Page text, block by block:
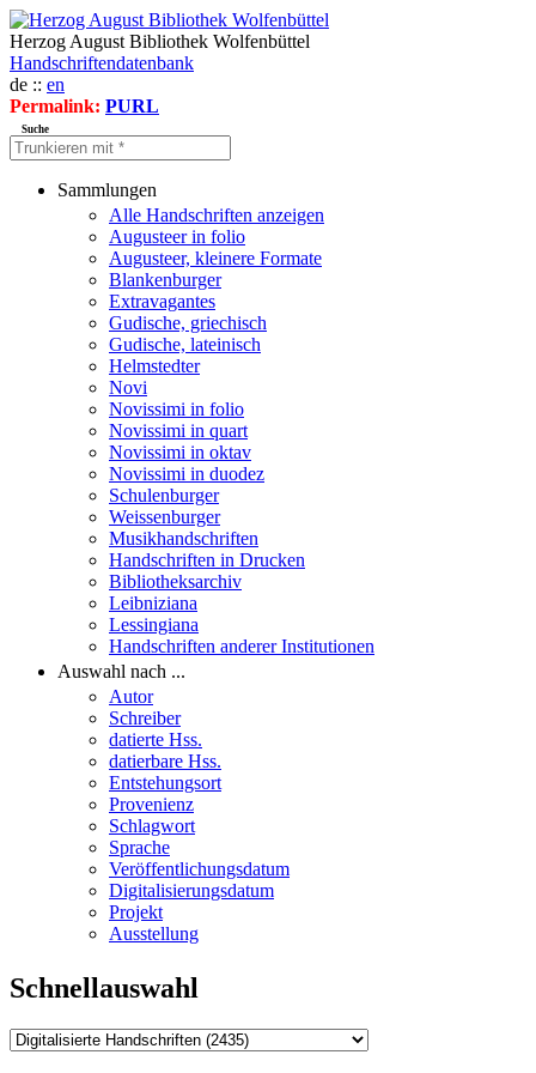
Herzog August Bibliothek Wolfenbüttel
Handschriftendatenbank
de :: en
Permalink: PURL
Suche
Sammlungen
Alle Handschriften anzeigen
Augusteer in folio
Augusteer, kleinere Formate
Blankenburger
Extravagantes
Gudische, griechisch
Gudische, lateinisch
Helmstedter
Novi
Novissimi in folio
Novissimi in quart
Novissimi in oktav
Novissimi in duodez
Schulenburger
Weissenburger
Musikhandschriften
Handschriften in Drucken
Bibliotheksarchiv
Leibniziana
Lessingiana
Handschriften anderer Institutionen
Auswahl nach ...
Autor
Schreiber
datierte Hss.
datierbare Hss.
Entstehungsort
Provenienz
Schlagwort
Sprache
Veröffentlichungsdatum
Digitalisierungsdatum
Projekt
Ausstellung
Schnellauswahl